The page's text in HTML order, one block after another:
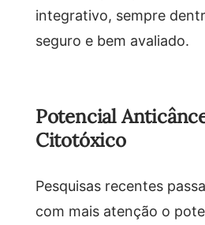
integrativo, sempre
seguro e bem avaliado.
Potencial
Citotóxico
Pesquisas recentes
com mais atenção o